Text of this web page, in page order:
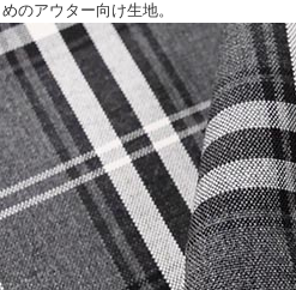
のアウター向け生地。